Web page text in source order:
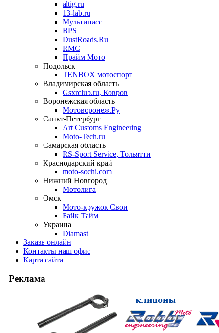
altig.ru
13-lab.ru
Мультипасс
BPS
DustRoads.Ru
RMC
Прайм Мото
Подольск
TENBOX мотоспорт
Владимирская область
Gsxrclub.ru, Ковров
Воронежская область
Мотоворонеж.Ру
Санкт-Петербург
Art Customs Engineering
Moto-Tech.ru
Самарская область
RS-Sport Service, Тольятти
Краснодарский край
moto-sochi.com
Нижний Новгород
Мотолига
Омск
Мото-кружок Свои
Байк Тайм
Украина
Diamast
Заказв онлайн
Контакты наш офис
Карта сайта
Реклама